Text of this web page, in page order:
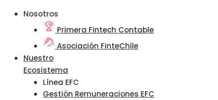
Nosotros
Primera Fintech Contable
Asociación FinteChile
Nuestro
Ecosistema
Línea EFC
Gestión Remuneraciones EFC